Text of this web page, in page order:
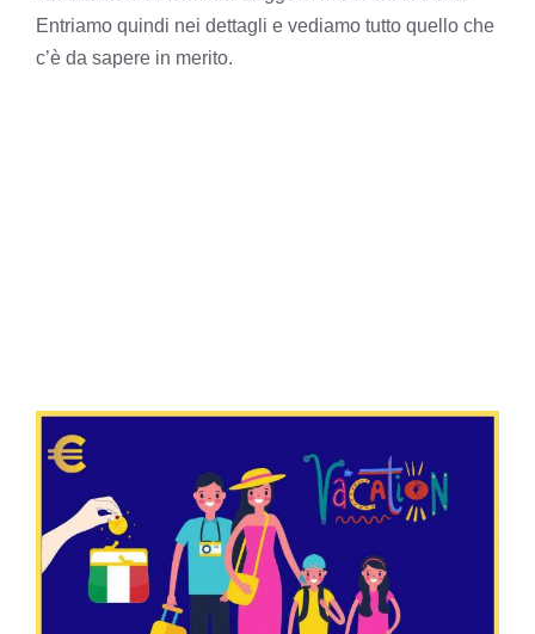
Entriamo quindi nei dettagli e vediamo tutto quello che
c’è da sapere in merito.